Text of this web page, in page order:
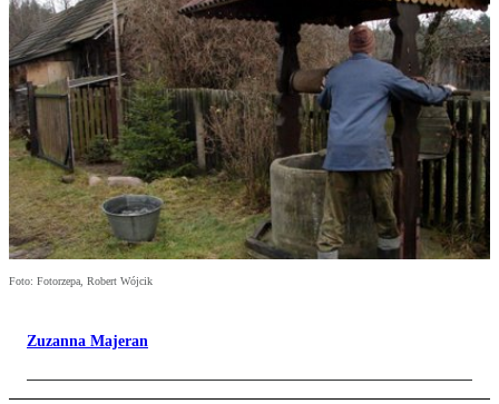
Foto: Fotorzepa, Robert Wójcik
Zuzanna Majeran